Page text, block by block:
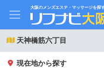
大阪のメンズエステ・マッサージを探
天神橋筋六丁目
現在地から探す